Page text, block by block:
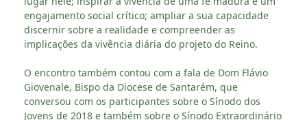
engajamento social crítico; ampliar a sua capacidade
discernir sobre a realidade e compreender as
implicações da vivência diária do projeto do Reino.
O encontro também contou com a fala de Dom Flávio
Giovenale, Bispo da Diocese de Santarém, que
conversou com os participantes sobre o Sínodo dos
Jovens de 2018 e também sobre o Sínodo Extraordinário